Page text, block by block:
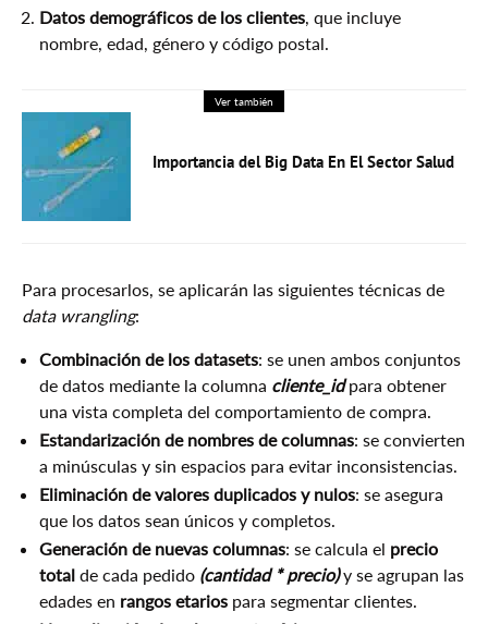
Datos demográficos de los clientes, que incluye
nombre, edad, género y código postal.
Ver también
Importancia del Big Data En El Sector Salud
Para procesarlos, se aplicarán las siguientes técnicas de
data wrangling:
Combinación de los datasets: se unen ambos conjuntos
de datos mediante la columna cliente_idpara obtener
una vista completa del comportamiento de compra.
Estandarización de nombres de columnas: se convierten
a minúsculas y sin espacios para evitar inconsistencias.
Eliminación de valores duplicados y nulos: se asegura
que los datos sean únicos y completos.
Generación de nuevas columnas: se calcula el precio
total de cada pedido (cantidad * precio)y se agrupan las
edades en rangos etarios para segmentar clientes.